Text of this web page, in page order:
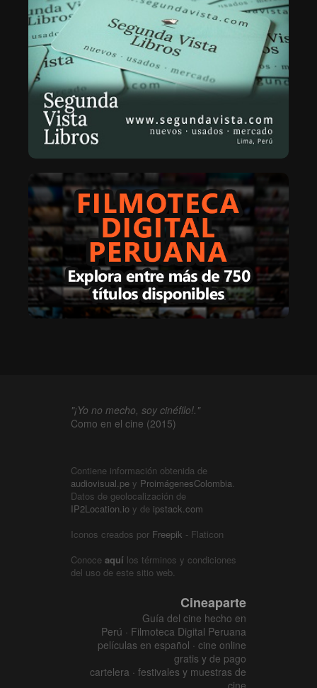
"¡Yo no mecho, soy cinéfilo!."
Como en el cine (2015)
Contiene información obtenida de
audiovisual.pe y ProimágenesColombia.
Datos de geolocalización de
IP2Location.io y de ipstack.com
Iconos creados por Freepik - Flaticon
Conoce aquí los términos y condiciones
del uso de este sitio web.
Cineaparte
Guía del cine hecho en
Perú · Filmoteca Digital Peruana
películas en español · cine online
gratis y de pago
cartelera · festivales y muestras de